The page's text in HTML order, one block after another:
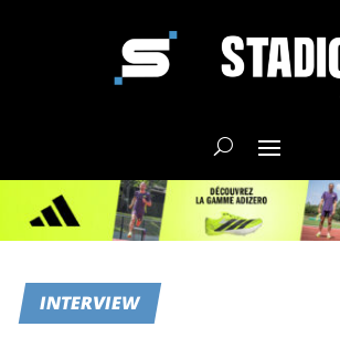
INTERVIEW